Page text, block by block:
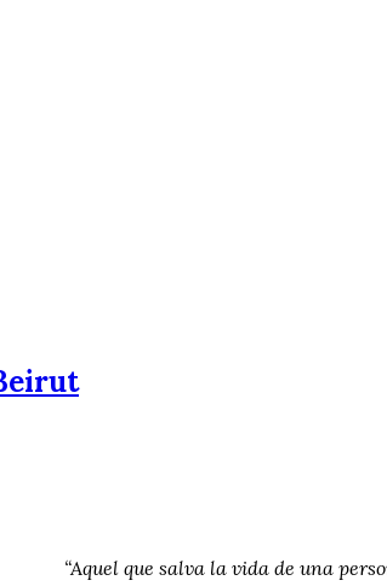
“Aquel que salva la vida de una